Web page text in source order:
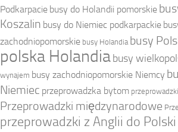
Podkarpacie busy do Holandii pomorskie
Koszalin busy do Niemiec podkarpackie
zachodniopomorskie busy Holandia busy
polska Holandiabusy
wynajem busy zachodniopomorskie Niemcy
Niemiec przeprowadzka bytom
Przeprowadzki międzynarodowe
przeprowadzki z Anglii do Polski